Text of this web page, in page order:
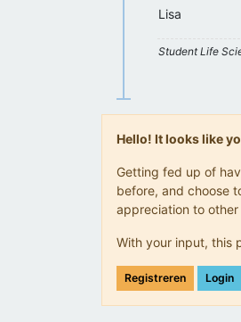
Lisa
Student Life
Hello! It looks like
Getting fed up of
before, and choose
appreciation to
With your input, this
Registreren Login